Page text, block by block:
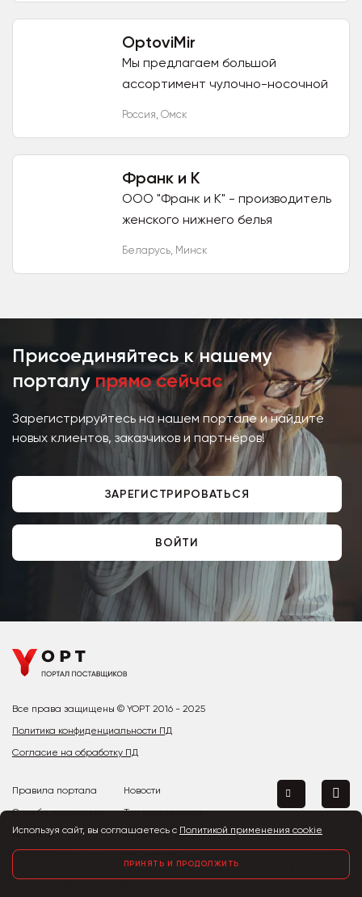
OptoviMir
Мы предлагаем большой
ассортимент чулочно-носочной
Россия, Омск
Франк и К
ООО "Франк и К" - производитель
женского нижнего белья
Сертификат ISO 9001. Белье
Беларусь, Минск
Присоединяйтесь к нашему
порталу прямо сейчас
Зарегистрируйтесь на нашем портале и найдите
новых клиентов, заказчиков и партнёров!
ЗАРЕГИСТРИРОВАТЬСЯ
ВОЙТИ
Все права защищены © YOPT 2016 - 2025
Политика конфиденциальности ПД
Согласие на обработку ПД
Правила портала
Служба поддержки
Контакты
Новости
Топ поставщиков
Страны и города
Используя сайт, вы соглашаетесь с Политикой применения cookie
ПРИНЯТЬ И ПРОДОЛЖИТЬ